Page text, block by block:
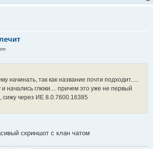
начинать, так как название почти подходит.....
и начались глюки.... причем это уже не первый
сижу через ИЕ 8.0.7600.16385
скриншот с клан чатом